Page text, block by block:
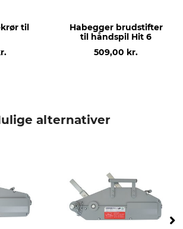
til
Habegger brudstifter
til håndspil Hit 6
509,00 kr.
alternativer